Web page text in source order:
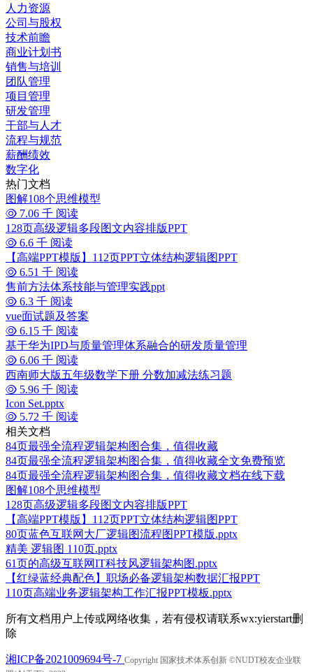
人力资源
公司与股权
技术前瞻
商业计划书
销售与培训
团队管理
项目管理
研发管理
干部与人才
流程与规范
薪酬绩效
数字化
热门文档
图解108个思维模型
7.06 千 阅读
128页高级逻辑多段图文内容排版PPT
6.6 千 阅读
【高端PPT模版】112页PPT立体结构逻辑图PPT
6.51 千 阅读
售前方法体系技能与管理实践ppt
6.3 千 阅读
vue面试题及答案
6.15 千 阅读
基于华为IPD与质量管理体系融合的研发质量管理
6.06 千 阅读
西南师大版五年级数学下册 分数加减法练习题
5.96 千 阅读
Icon Set.pptx
5.72 千 阅读
相关文档
84页最强全流程逻辑架构图合集，值得收藏
84页最强全流程逻辑架构图合集，值得收藏全文免费预览
84页最强全流程逻辑架构图合集，值得收藏文档在线下载
图解108个思维模型
128页高级逻辑多段图文内容排版PPT
【高端PPT模版】112页PPT立体结构逻辑图PPT
80页蓝色互联网大厂逻辑图流程图PPT模版.pptx
精美 逻辑图 110页.pptx
61页的高级互联网IT科技风逻辑架构图.pptx
【红绿蓝经典配色】职场必备逻辑架构数据汇报PPT
110页高端业务逻辑架构工作汇报PPT模板.pptx
所有文档用户上传或网络收集，若有侵权请联系wx:yierstart删
除
湘ICP备2021009694号-7 Copyright 国家技术体系创新 ©NUDT校友企业联